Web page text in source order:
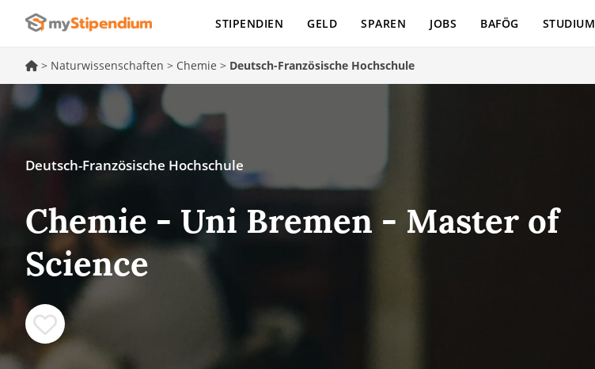
STIPENDIEN GELD SPAREN JOBS BAFÖG STUDIUM
> Naturwissenschaften > Chemie > Deutsch-Französische Hochschule
Deutsch-Französische Hochschule
Chemie - Uni Bremen - Master of
Science